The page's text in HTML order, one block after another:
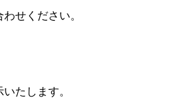
せください。
たします。